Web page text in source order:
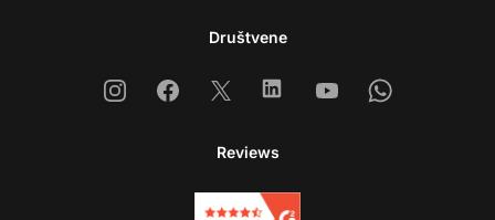
Društvene
InstagramFacebook
X LinkedinYoutubeWhatsapp
Reviews